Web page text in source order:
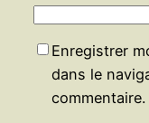
Enregistrer
dans le
commentaire.